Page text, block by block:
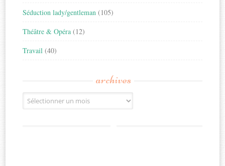
Séduction lady/gentleman (105)
Théâtre & Opéra (12)
Travail (40)
archives
Archives